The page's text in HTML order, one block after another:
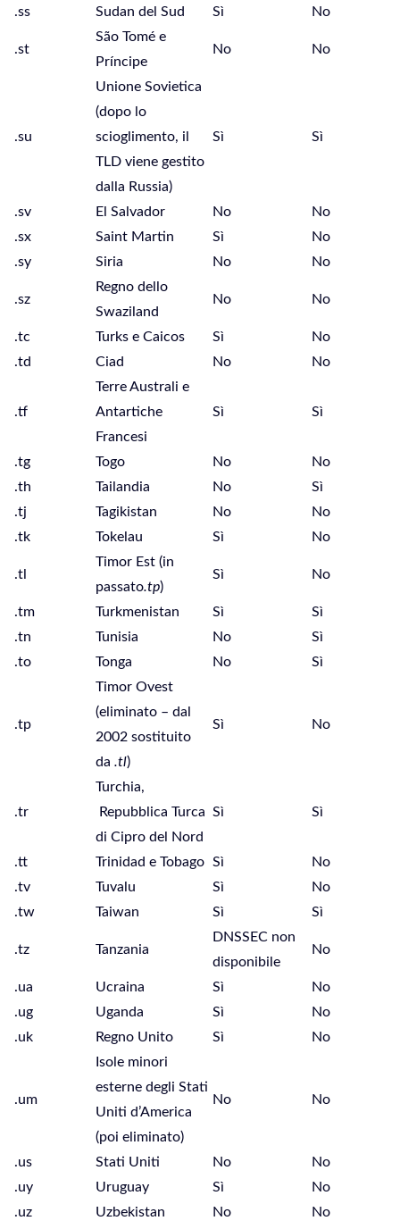
.ss Sudan del Sud Sì No
.st
São Tomé e
Príncipe
No No
.su
Unione Sovietica
(dopo lo
scioglimento, il
TLD viene gestito
dalla Russia)
Sì Sì
.sv El Salvador No
No
.sx
Saint Martin Sì
No
.sy
Siria No No
.sz
Regno dello
Swaziland
No No
.tc Turks e Caicos Sì
No
.td
Ciad No No
.tf
Terre Australi e
Antartiche
Francesi
Sì Sì
.tg Togo No
No
.th
Tailandia No
Sì
.tj
Tagikistan No
No
.tk
Tokelau Sì No
.tl
Timor Est (in
passato.tp)
Sì No
.tm Turkmenistan Sì
Sì
.tn
Tunisia No
Sì
.to
Tonga No Sì
.tp
Timor Ovest
(eliminato – dal
2002 sostituito
da .tl)
Sì No
.tr
Turchia,
Repubblica Turca
di Cipro del Nord
Sì Sì
.tt Trinidad e Tobago Sì
No
.tv
Tuvalu Sì
No
.tw
Taiwan Sì Sì
.tz Tanzania
DNSSEC non
disponibile
No
.ua Ucraina Sì
No
.ug
Uganda Sì
No
.uk
Regno Unito Sì No
.um
Isole minori
esterne degli Stati
Uniti d’America
(poi eliminato)
No No
.us Stati Uniti No
No
.uy
Uruguay Sì
No
.uz
Uzbekistan No
No